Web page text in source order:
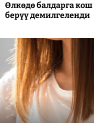
Өлкөдө балдарга
берүү демилгеленди